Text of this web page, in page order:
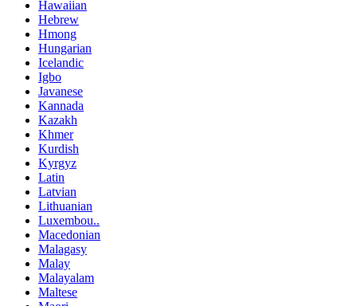
Hawaiian
Hebrew
Hmong
Hungarian
Icelandic
Igbo
Javanese
Kannada
Kazakh
Khmer
Kurdish
Kyrgyz
Latin
Latvian
Lithuanian
Luxembou..
Macedonian
Malagasy
Malay
Malayalam
Maltese